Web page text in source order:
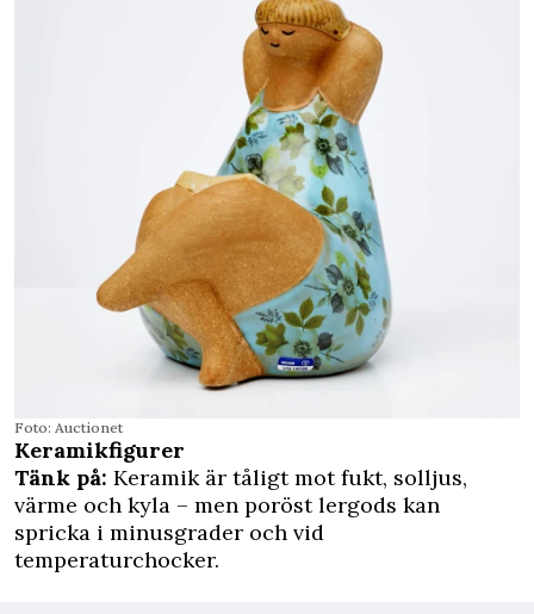
Foto: Auctionet
Keramikfigurer
Tänk på: Keramik är tåligt mot fukt, solljus,
värme och kyla – men poröst lergods kan
spricka i minusgrader och vid
temperaturchocker.